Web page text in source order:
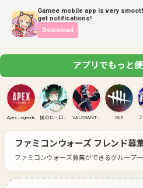
Gamee mobile app is very
get notifications!
Download
アプリでもっと
Apex Legends 僕のヒーローアカデミア ULTRA RUMBLE VALORANT(PC) DbD
ファミコンウォーズフレンド募
ファミコンウォーズ募集ができるグループ一